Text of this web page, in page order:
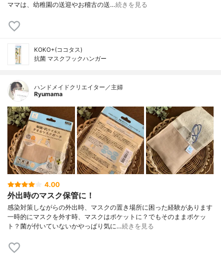
ママは、幼稚園の送迎やお稽古の送…続きを見る
KOKO+(ココタス)
抗菌 マスクフックハンガー
ハンドメイドクリエイター／主婦
Ryumama
4.00
外出時のマスク保管に！
感染対策しながらの外出時、マスクの置き場所に困った経験があります
一時的にマスクを外す時、マスクはポケットに？でもそのままポケッ
ト？菌が付いていないかやっぱり気に…続きを見る